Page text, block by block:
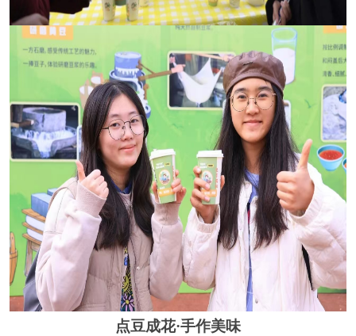
点豆成花·手作美味